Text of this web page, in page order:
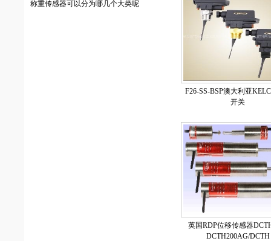
称重传感器可以分为哪几个大类呢
F26-SS-BSP澳大利亚
开关
英国RDP位移传感器
DCTH200AG/DCTH